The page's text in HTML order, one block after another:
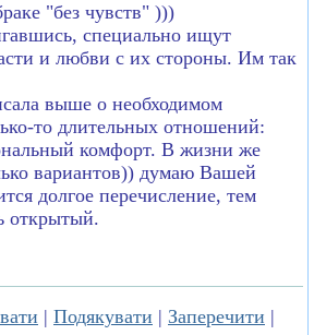
"без чувств" )))
специально ищут
и любви с их стороны. Им так
выше о необходимом
то длительных отношений:
комфорт. В жизни же
вариантов)) думаю Вашей
долгое перечисление, тем
открытый.
| Подякувати | Заперечити |